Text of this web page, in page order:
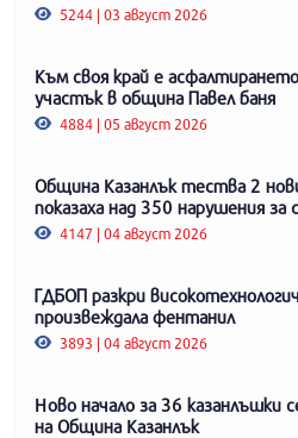
5244 | 03 август 2026
Към своя край е
участък в община Павел баня
4884 | 05 август 2026
Община Казанлък тества 2
показаха над 350 нарушения за
4147 | 04 август 2026
ГДБОП разкри
произвеждала фентанил
3893 | 04 август 2026
Ново начало за 36 казанлъшки
на Община Казанлък